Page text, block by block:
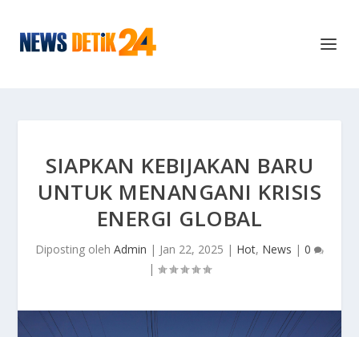
SIAPKAN KEBIJAKAN BARU
UNTUK MENANGANI KRISIS
ENERGI GLOBAL
Diposting oleh Admin | Jan 22, 2025 | Hot, News | 0
|